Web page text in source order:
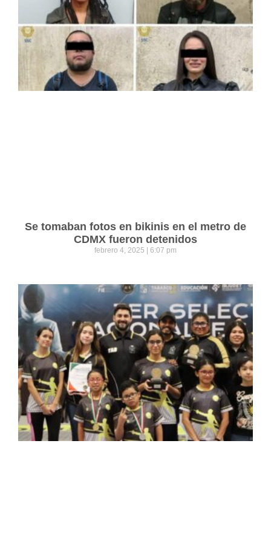
Se tomaban fotos en bikinis en el metro de
CDMX fueron detenidos
febrero 4, 2025 6:07 pm